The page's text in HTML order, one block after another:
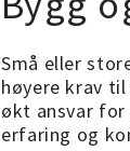
Små eller
høyere krav
økt ansvar for
erfaring og